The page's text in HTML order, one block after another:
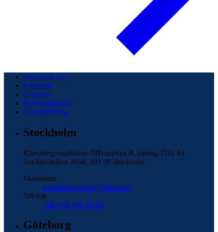
Jobba hos oss
Pressrum
Cookies
Personuppgifter
Visselblåsning
Stockholm
Klarabergsviadukten 70Trapphus B, våning 7111 64
StockholmBox 3668, 103 59 Stockholm
Mailadress
kontaktfastigheter@alecta.se
Telefon
+46 (0)8-441 90 00
Göteborg